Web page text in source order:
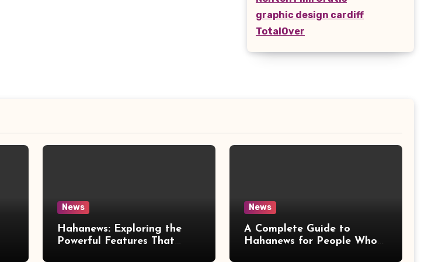
graphic design cardiff
TotalOver
News
Hahanews: Exploring the
Powerful Features That
News
A Complete Guide to
Hahanews for People Who